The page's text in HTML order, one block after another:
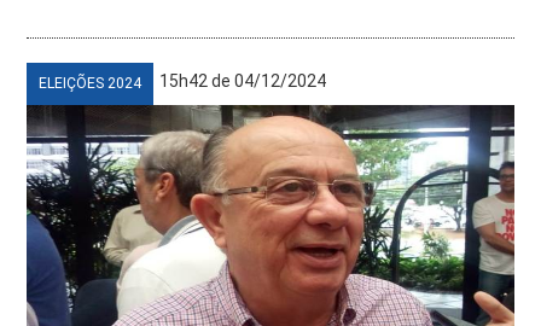
ELEIÇÕES 2024 15h42 de 04/12/2024